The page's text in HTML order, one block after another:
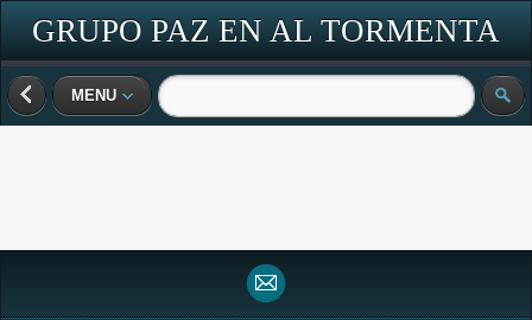
GRUPO PAZ EN AL TORMENTA
MENU